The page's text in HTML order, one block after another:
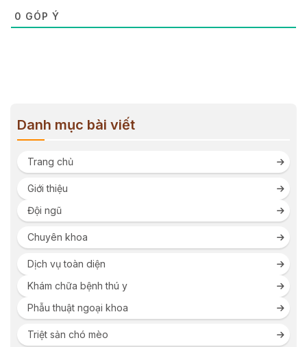
0 GÓP Ý
Danh mục bài viết
Trang chủ
Giới thiệu
Đội ngũ
Chuyên khoa
Dịch vụ toàn diện
Khám chữa bệnh thú y
Phẫu thuật ngoại khoa
Triệt sản chó mèo